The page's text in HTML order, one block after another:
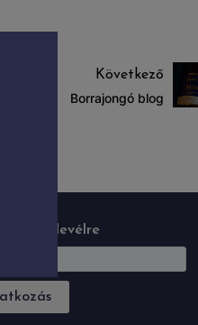
Következő
Borrajongó blog
hírlevélre